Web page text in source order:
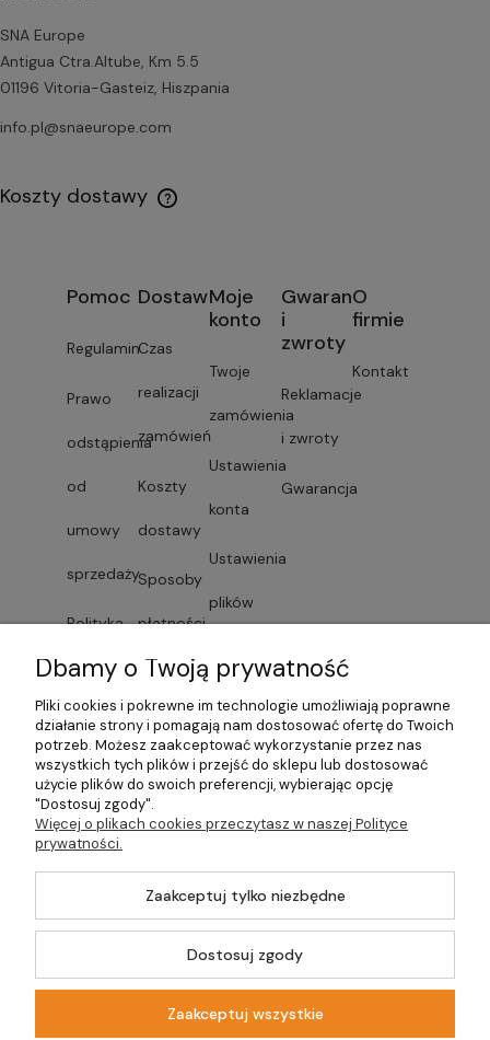
SNA Europe
Antigua Ctra.Altube, Km 5.5
01196 Vitoria-Gasteiz, Hiszpania
info.pl@snaeurope.com
Koszty dostawy
Pomoc
Regulamin
Prawo
odstąpienia
od
umowy
sprzedaży
Polityka
prywatności
Lista
dostawców
usług
Formularze
Dostawa
Czas
realizacji
zamówień
Koszty
dostawy
Sposoby
płatności
Faktury i
paragony
Czas
dostawy
Moje
konto
Twoje
zamówienia
Ustawienia
konta
Ustawienia
plików
Przechowalnia
Gwarancja
i
zwroty
Reklamacje
i zwroty
Gwarancja
O
firmie
Kontakt
Prawa Zastrzeżone |
DOM-OGRÓD-
Szablon Master byEcommercy
Dbamy o Twoją prywatność
Pliki cookies i pokrewne im technologie umożliwiają poprawne
działanie strony i pomagają nam dostosować ofertę do Twoich
potrzeb. Możesz zaakceptować wykorzystanie przez nas
wszystkich tych plików i przejść do sklepu lub dostosować
użycie plików do swoich preferencji, wybierając opcję
"Dostosuj zgody".
Więcej o plikach cookies przeczytasz w naszej Polityce
prywatności.
Zaakceptuj tylko niezbędne
Dostosuj zgody
Zaakceptuj wszystkie